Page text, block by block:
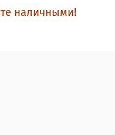
наличными!